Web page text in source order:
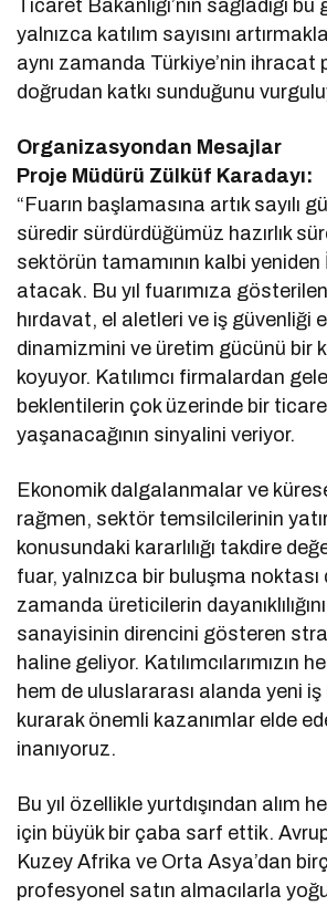
Ticaret Bakanlığı’nın sağladığı
yalnızca katılım sayısını
aynı zamanda Türkiye’nin
doğrudan katkı sunduğunu
Organizasyondan Mesajlar
Proje Müdürü Zülküf Karadayı:
“Fuarın başlamasına artık sayılı
süredir sürdürdüğümüz hazırlık
sektörün tamamının kalbi yeniden
atacak. Bu yıl fuarımıza
hırdavat, el aletleri ve iş güvenliği
dinamizmini ve üretim gücünü bir
koyuyor. Katılımcı firmalardan
beklentilerin çok üzerinde bir
yaşanacağının sinyalini veriyor.
Ekonomik dalgalanmalar ve
rağmen, sektör temsilcilerinin
konusundaki kararlılığı takdire
fuar, yalnızca bir buluşma noktası
zamanda üreticilerin
sanayisinin direncini gösteren
haline geliyor. Katılımcılarımızın
hem de uluslararası alanda yeni iş
kurarak önemli kazanımlar elde
inanıyoruz.
Bu yıl özellikle yurtdışından alım
için büyük bir çaba sarf ettik.
Kuzey Afrika ve Orta Asya’dan
profesyonel satın almacılarla